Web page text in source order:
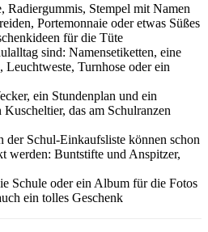
Radiergummis, Stempel mit Namen
Portemonnaie oder etwas Süßes
für die Tüte
sind: Namensetiketten, eine
Leuchtweste, Turnhose oder ein
ein Stundenplan und ein
das am Schulranzen
Schul-Einkaufsliste können schon
werden: Buntstifte und Anspitzer,
Schule oder ein Album für die Fotos
ein tolles Geschenk